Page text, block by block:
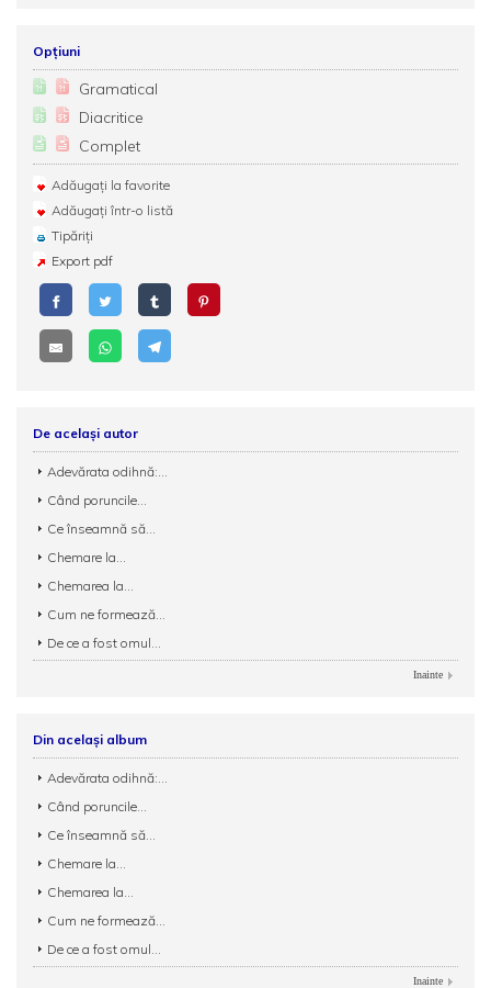
Opțiuni
Gramatical
Diacritice
Complet
Adăugați la favorite
Adăugați într-o listă
Tipăriți
Export pdf
De același autor
Adevărata odihnă:...
Când poruncile...
Ce înseamnă să...
Chemare la...
Chemarea la...
Cum ne formează...
De ce a fost omul...
Inainte
Din același album
Adevărata odihnă:...
Când poruncile...
Ce înseamnă să...
Chemare la...
Chemarea la...
Cum ne formează...
De ce a fost omul...
Inainte